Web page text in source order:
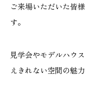
ご来場いただいた皆
す。
見学会やモデルハウ
えきれない空間の魅